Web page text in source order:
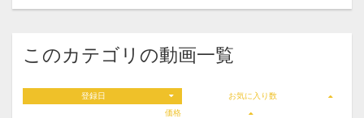
このカテゴリの動画一覧
登録日
お気に入り数
価格